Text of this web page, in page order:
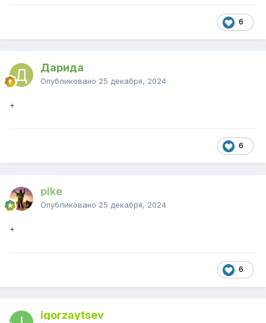
6
Дарида
Опубликовано 25 декабря, 2024
+
6
pike
Опубликовано 25 декабря, 2024
+
6
igorzaytsev